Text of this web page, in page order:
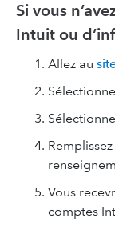
Si vous
Intuit ou
Allez au
Vous
comptes